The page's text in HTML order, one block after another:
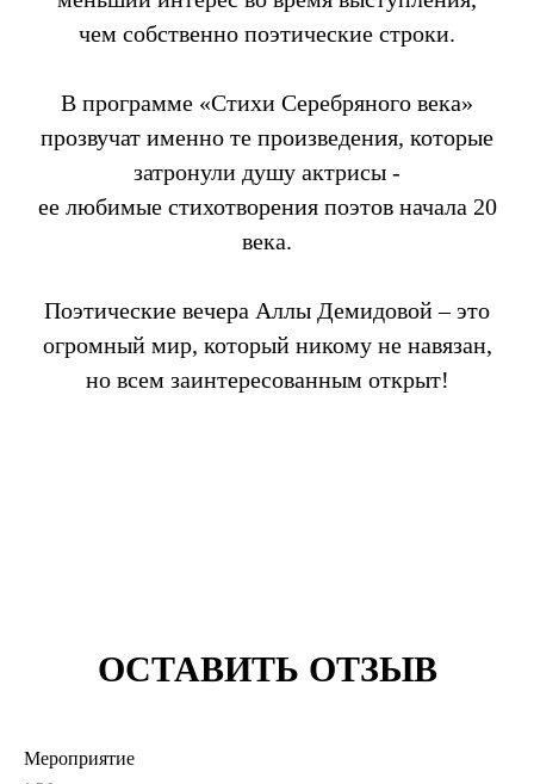
чем собственно поэтические строки.
В программе «Стихи Серебряного века»
прозвучат именно те произведения, которые
затронули душу актрисы -
ее любимые стихотворения поэтов начала 20
века.
Поэтические вечера Аллы Демидовой – это
огромный мир, который никому не навязан,
но всем заинтересованным открыт!
ОСТАВИТЬ ОТЗЫВ
Мероприятие